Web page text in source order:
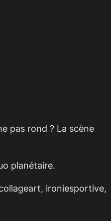
pas rond ? La scène
planétaire.
ironiesportive,